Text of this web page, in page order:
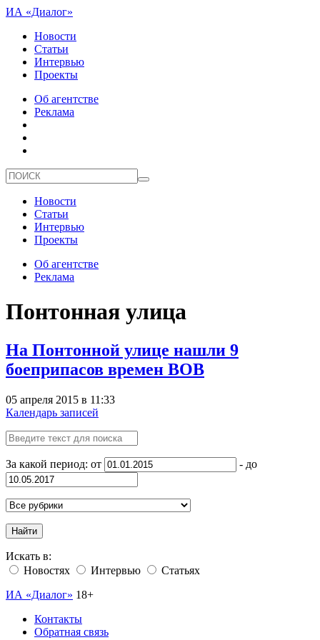
ИА «Диалог»
Новости
Статьи
Интервью
Проекты
Об агентстве
Реклама
Новости
Статьи
Интервью
Проекты
Об агентстве
Реклама
Понтонная улица
На Понтонной улице нашли 9
боеприпасов времен ВОВ
05 апреля 2015 в 11:33
Календарь записей
За какой период: от - до
Найти
Искать в:
Новостях
Интервью
Статьях
ИА «Диалог» 18+
Контакты
Обратная связь